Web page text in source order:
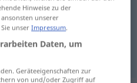
(über
)
Hinweise zu der
unserer
unserImpressum.
Daten, um
Geräteeigenschaften zur
von und/oder Zugriff auf